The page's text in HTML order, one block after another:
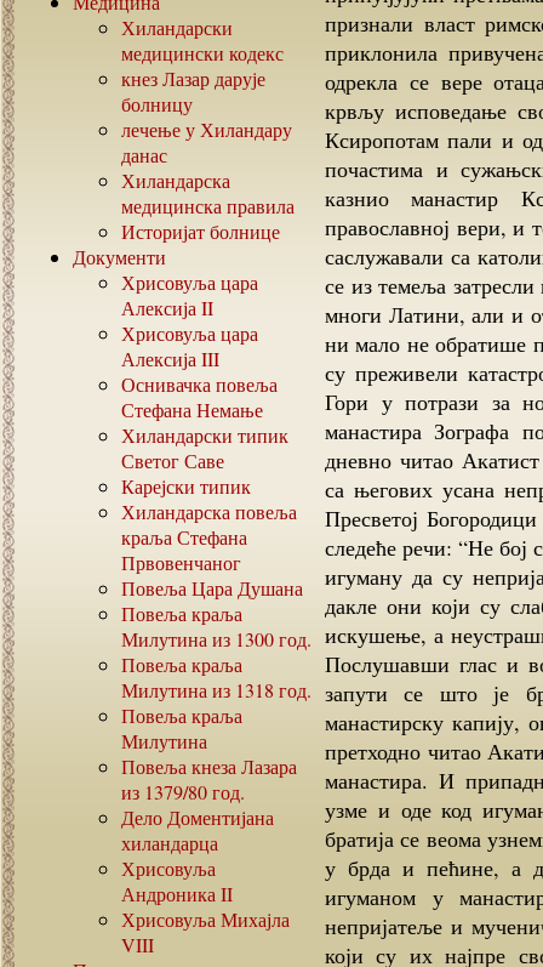
Хиландарски
медицински кодекс
кнез Лазар дарује
болницу
лечење у Хиландару
данас
Хиландарска
медицинска правила
Историјат болнице
Документи
Хрисовуља цара
Алексија II
Хрисовуља цара
Алексија III
Оснивачка повеља
Стефана Немање
Хиландарски типик
Светог Саве
Карејски типик
Хиландарска повеља
краља Стефана
Првовенчаног
Повеља Цара Душана
Повеља краља
Милутина из 1300год.
Повеља краља
Милутина из 1318 год.
Повеља краља
Милутина
Повеља кнеза Лазара
из 1379/80год.
Дело Доментијана
хиландарца
Хрисовуља
Андроника II
Хрисовуља Михајла
VIII
признали власт
приклонила
одрекла се вере
крвљу исповедање
Ксиропотам пали и
почастима и
казнио манастир
православној вери, и
саслужавали са
се из темеља
многи Латини, али и
ни мало не обратише
су преживели
Гори у потрази за
манастира Зографа
дневно читао
са његових усана
Пресветој
следеће речи: “Не бој
игуману да су
дакле они који су
искушење, а
Послушавши глас и
запути се што је
манастирску капију,
претходно читао
манастира. И
узме и оде код
братија се веома
у брда и пећине, а
игуманом у
непријатеље и
који су их најпре